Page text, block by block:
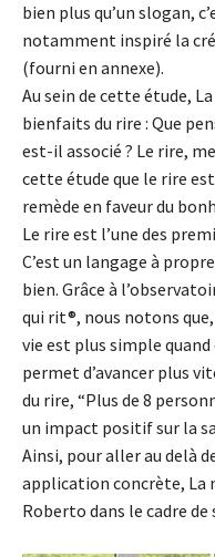
bien plus qu’un slogan,
notamment inspiré la
(fourni en annexe).
Au sein de cette étude,
bienfaits du rire : Que
est-il associé ? Le rire,
cette étude que le rire
remède en faveur du
Le rire est l’une des
C’est un langage à
bien. Grâce à
qui rit®, nous notons
vie est plus simple
permet d’avancer plus
du rire, “Plus de 8
un impact positif sur la
Ainsi, pour aller au delà
application concrète, La
Roberto dans le cadre de